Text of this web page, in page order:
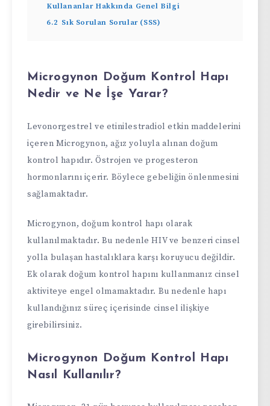
Kullananlar Hakkında Genel Bilgi
6.2 Sık Sorulan Sorular (SSS)
Microgynon Doğum Kontrol Hapı
Nedir ve Ne İşe Yarar?
Levonorgestrel ve etinilestradiol etkin maddelerini
içeren Microgynon, ağız yoluyla alınan doğum
kontrol hapıdır. Östrojen ve progesteron
hormonlarını içerir. Böylece gebeliğin önlenmesini
sağlamaktadır.
Microgynon, doğum kontrol hapı olarak
kullanılmaktadır. Bu nedenle HIV ve benzeri cinsel
yolla bulaşan hastalıklara karşı koruyucu değildir.
Ek olarak doğum kontrol hapını kullanmanız cinsel
aktiviteye engel olmamaktadır. Bu nedenle hapı
kullandığınız süreç içerisinde cinsel ilişkiye
girebilirsiniz.
Microgynon Doğum Kontrol Hapı
Nasıl Kullanılır?